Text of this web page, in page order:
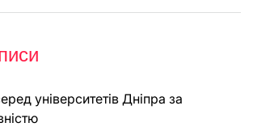
університетів Дніпра за